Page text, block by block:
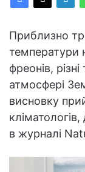
Приблизно
температури
фреонів,
атмосфері
висновку
в журналі